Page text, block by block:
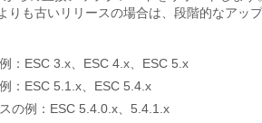
りも古いリリースの場合は、段階的なアッ
：ESC 3.x、ESC 4.x、ESC 5.x
：ESC 5.1.x、ESC 5.4.x
の例：ESC 5.4.0.x、5.4.1.x